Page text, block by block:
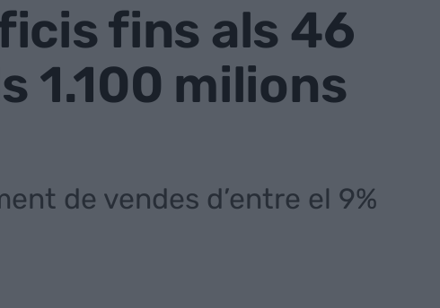
fins als 46
1.100 milions
de vendes d’entre el 9%